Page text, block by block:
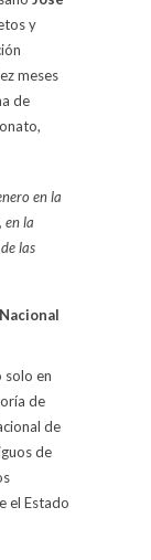
y
meses
de
en la
en la
las
solo en
de
de
de
el Estado